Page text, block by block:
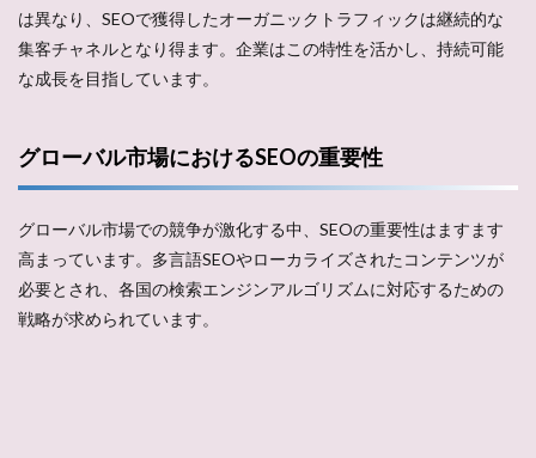
は異なり、SEOで獲得したオーガニックトラフィックは継続的な
集客チャネルとなり得ます​​。企業はこの特性を活かし、持続可能
な成長を目指しています。
グローバル市場におけるSEOの重要性
グローバル市場での競争が激化する中、SEOの重要性はますます
高まっています。多言語SEOやローカライズされたコンテンツが
必要とされ、各国の検索エンジンアルゴリズムに対応するための
戦略が求められています​​。